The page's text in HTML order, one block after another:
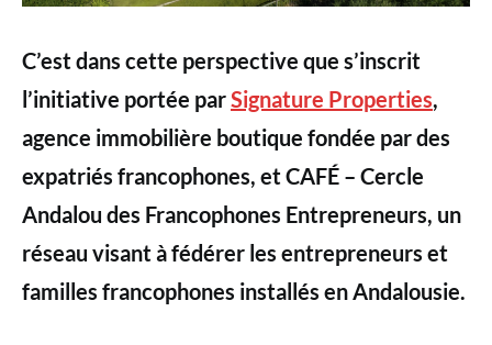
C’est dans cette perspective que s’inscrit
l’initiative portée parSignature Properties,
agence immobilière boutique fondée par des
expatriés francophones, et CAFÉ – Cercle
Andalou des Francophones Entrepreneurs, un
réseau visant à fédérer les entrepreneurs et
familles francophones installés en Andalousie.